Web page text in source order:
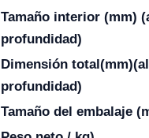
Tamaño interior (mm)
profundidad)
Dimensión total(mm)
profundidad)
Tamaño del embalaje